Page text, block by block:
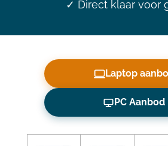
✓ Direct klaar voor
Laptop
PC Aanbod